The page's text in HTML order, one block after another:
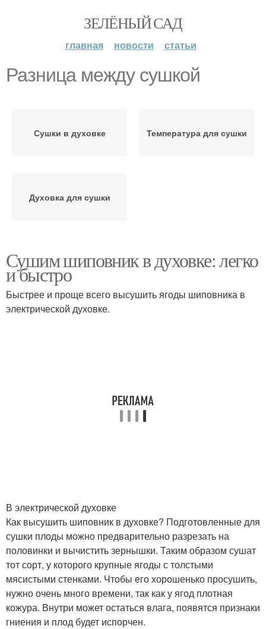
ЗЕЛЁНЫЙ САД
главная новости статьи
Разница между сушкой
Сушки в духовке Температура для сушки
Духовка для сушки
Сушим шиповник в духовке: легко
и быстро
Быстрее и проще всего высушить ягоды шиповника в
электрической духовке.
В электрической духовке
Как высушить шиповник в духовке? Подготовленные для
сушки плоды можно предварительно разрезать на
половинки и вычистить зернышки. Таким образом сушат
тот сорт, у которого крупные ягоды с толстыми
мясистыми стенками. Чтобы его хорошенько просушить,
нужно очень много времени, так как у ягод плотная
кожура. Внутри может остаться влага, появятся признаки
гниения и плод будет испорчен.